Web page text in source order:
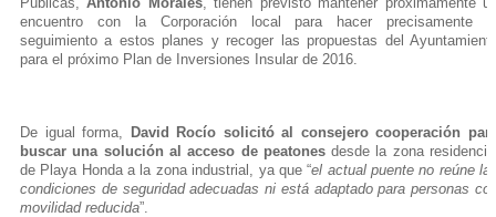
encuentro con la Corporación local para hacer precisamente
seguimiento a estos planes y recoger las propuestas del
para el próximo Plan de Inversiones Insular de 2016.
De igual forma, David Rocío solicitó al consejero cooperación
buscar una solución al acceso de peatonesdesde la zona
de Playa Honda a la zona industrial, ya que “el actual puente no reúne
condiciones de seguridad adecuadas ni está adaptado para personas
movilidad reducida”.